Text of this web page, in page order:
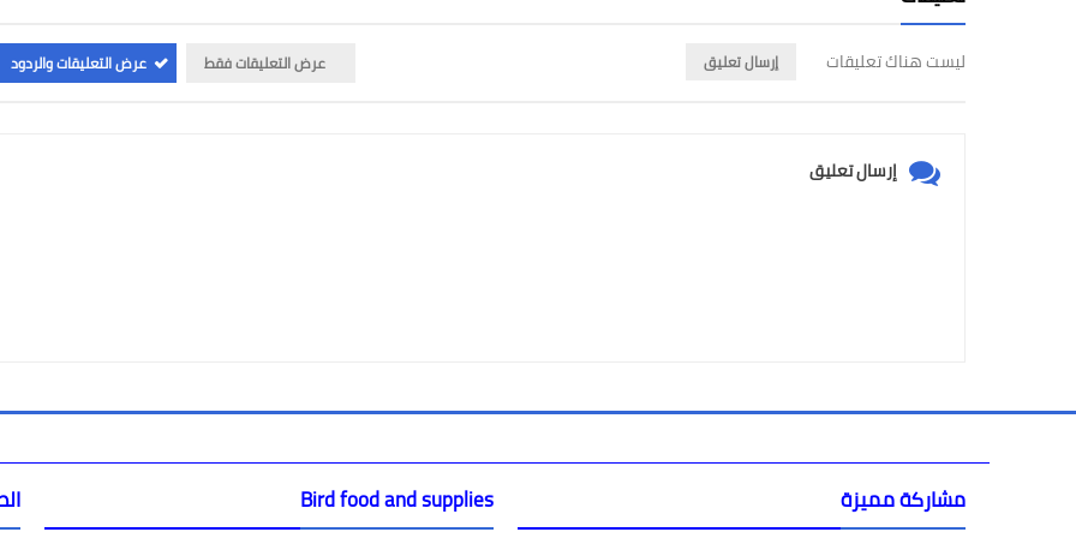
ليست هناك تعليقات إرسال تعليق عرض التعليقات فقط عرض التعليقات والردود
إرسال تعليق
مشاركة مميزة Bird food and supplies